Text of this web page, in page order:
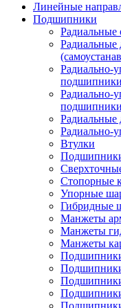
Линейные
Подшипники
Радиально-
подшипники
Радиально-
подшипники
Радиально-
Втулки
Стопорные
Упорные
Гибридные
Манжеты
Манжеты
Манжеты